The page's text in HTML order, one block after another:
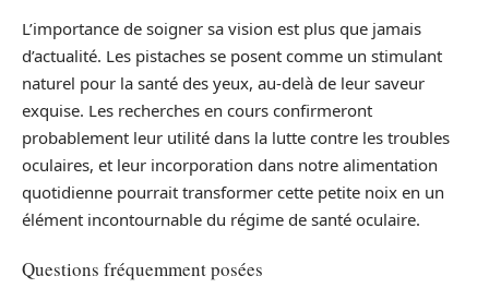
L’importance de soigner sa vision est plus que jamais
d’actualité. Les pistaches se posent comme un stimulant
naturel pour la santé des yeux, au-delà de leur saveur
exquise. Les recherches en cours confirmeront
probablement leur utilité dans la lutte contre les troubles
oculaires, et leur incorporation dans notre alimentation
quotidienne pourrait transformer cette petite noix en un
élément incontournable du régime de santé oculaire.
Questions fréquemment posées